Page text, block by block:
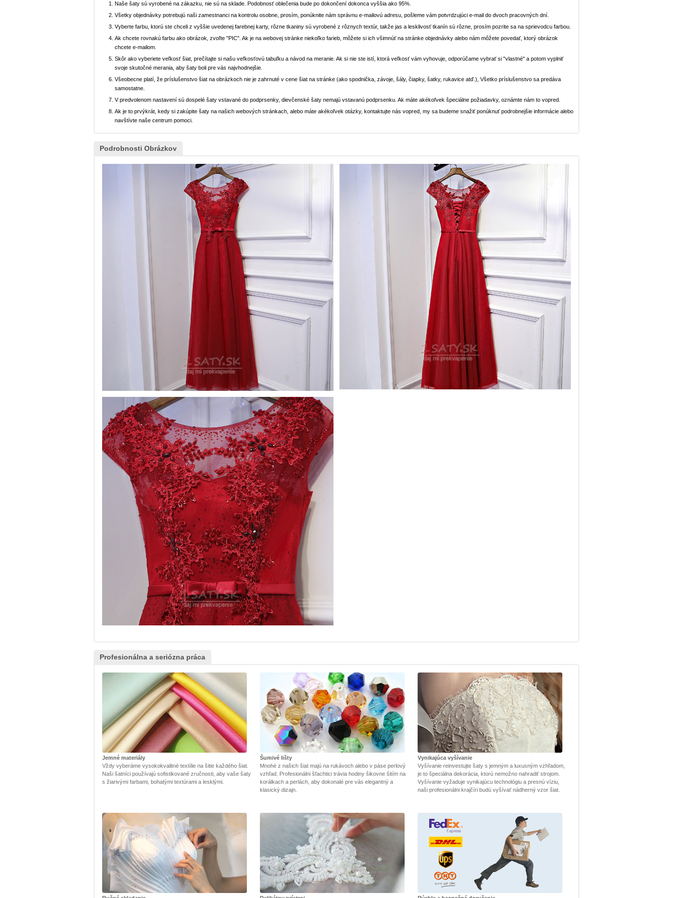
Naše šaty sú vyrobené na zákazku, nie sú na sklade. Podobnosť oblečenia bude po dokončení dokonca vyššia ako 95%.
Všetky objednávky potrebujú naši zamestnanci na kontrolu osobne, prosím, ponúknite nám správnu e-mailovú adresu, pošleme vám potvrdzujúci e-mail do dvoch pracovných dní.
Vyberte farbu, ktorú ste chceli z vyššie uvedenej farebnej karty, rôzne tkaniny sú vyrobené z rôznych textúr, takže jas a lesklivosť tkanín sú rôzne, prosím pozrite sa na sprievodcu farbou.
Ak chcete rovnakú farbu ako obrázok, zvoľte "PIC". Ak je na webovej stránke niekoľko farieb, môžete si ich všimnúť na stránke objednávky alebo nám môžete povedať, ktorý obrázok
chcete e-mailom.
Skôr ako vyberiete veľkosť šiat, prečítajte si našu veľkosťovú tabuľku a návod na meranie. Ak si nie ste istí, ktorá veľkosť vám vyhovuje, odporúčame vybrať si "vlastné" a potom vyplniť
svoje skutočné merania, aby šaty boli pre vás najvhodnejšie.
Všeobecne platí, že príslušenstvo šiat na obrázkoch nie je zahrnuté v cene šiat na stránke (ako spodnička, závoje, šály, čiapky, šatky, rukavice atď.), Všetko príslušenstvo sa predáva
samostatne.
V predvolenom nastavení sú dospelé šaty vstavané do podprsenky, dievčenské šaty nemajú vstavanú podprsenku. Ak máte akékoľvek špeciálne požiadavky, oznámte nám to vopred.
Ak je to prvýkrát, kedy si zakúpite šaty na našich webových stránkach, alebo máte akékoľvek otázky, kontaktujte nás vopred, my sa budeme snažiť ponúknuť podrobnejšie informácie alebo
navštívte naše centrum pomoci.
Podrobnosti Obrázkov
Profesionálna a seriózna práca
Jemné materiály
Vždy vyberáme vysokokvalitné textílie na šitie každého šiat.
Naši šatníci používajú sofistikované zručnosti, aby vaše šaty
s žiarivými farbami, bohatými textúrami a lesklými.
Šumivé lišty
Mnohé z našich šiat majú na rukávoch alebo v páse perlový
vzhľad. Profesionálni šľachtici trávia hodiny šikovne šitím na
korálkach a perlách, aby dokonalé pre vás elegantný a
klasický dizajn.
Vynikajúca vyšívanie
Vyšívanie reinvestujte šaty s jemným a luxusným vzhľadom,
je to špeciálna dekorácia, ktorú nemožno nahradiť strojom.
Vyšívanie vyžaduje vynikajúcu technológiu a presnú víziu,
naši profesionálni krajčíri budú vyšívať nádherný vzor šiat.